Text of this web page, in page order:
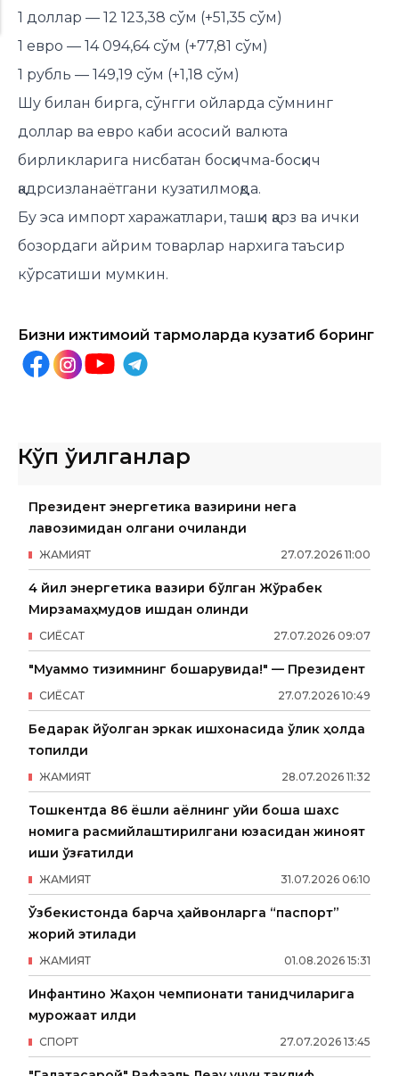
1 доллар — 12 123,38 сўм (+51,35 сўм)
1 евро — 14 094,64 сўм (+77,81 сўм)
1 рубль — 149,19 сўм (+1,18 сўм)
Шу билан бирга, сўнгги ойларда сўмнинг
доллар ва евро каби асосий валюта
бирликларига нисбатан босқичма-босқич
қадрсизланаётгани кузатилмоқда.
Бу эса импорт харажатлари, ташқи қарз ва ички
бозордаги айрим товарлар нархига таъсир
кўрсатиши мумкин.
Бизни ижтимоий тармоқларда кузатиб боринг
Кўп ўқилганлар
Президент энергетика вазирини нега
лавозимидан олгани очиқланди
27.07.2026 11:00
ЖАМИЯТ
4 йил энергетика вазири бўлган Жўрабек
Мирзамаҳмудов ишдан олинди
27.07.2026 09:07
СИËСАТ
"Муаммо тизимнинг бошқарувида!" — Президент
27.07.2026 10:49
СИËСАТ
Бедарак йўқолган эркак ишхонасида ўлик ҳолда
топилди
28.07.2026 11:32
ЖАМИЯТ
Тошкентда 86 ёшли аёлнинг уйи бошқа шахс
номига расмийлаштирилгани юзасидан жиноят
иши қўзғатилди
31.07.2026 06:10
ЖАМИЯТ
Ўзбекистонда барча ҳайвонларга “паспорт”
жорий этилади
01.08.2026 15:31
ЖАМИЯТ
Инфантино Жаҳон чемпионати танқидчиларига
мурожаат қилди
27.07.2026 13:45
СПОРТ